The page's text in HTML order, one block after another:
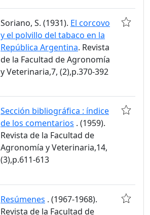
Soriano, S. (1931). El corcovo
y el polvillo del tabaco en la
República Argentina. Revista
de la Facultad de Agronomía
y Veterinaria,7, (2),p.370-392
Sección bibliográfica : índice
de los comentarios . (1959).
Revista de la Facultad de
Agronomía y Veterinaria,14,
(3),p.611-613
Resúmenes . (1967-1968).
Revista de la Facultad de